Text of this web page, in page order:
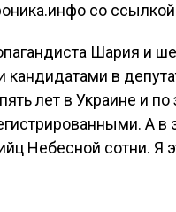
со
Шария и
кандидатами в
лет в Украине и
А
Небесной сотни. Я